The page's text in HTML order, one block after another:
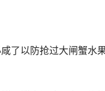
了以防抢过大闸蟹